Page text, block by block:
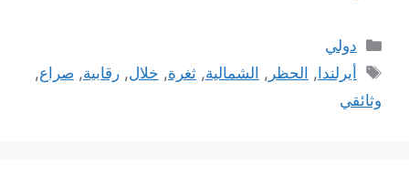
التصنيفات
دولي
الوسوم
أيرلندا , الحظر , الشمالية,ثغرة, خلال,رقابية,صراع,
وثائقي